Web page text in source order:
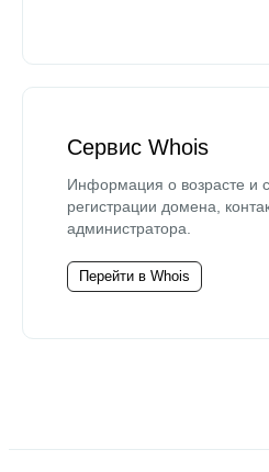
Сервис Whois
Информация о возрасте и
регистрации домена,
администратора.
Перейти в Whois